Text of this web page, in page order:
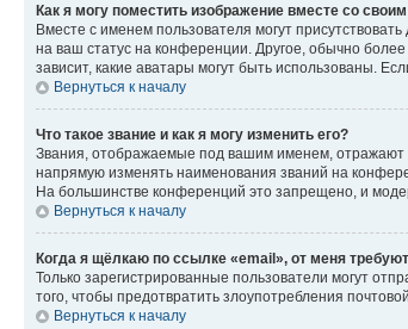
Как я могу поместить изображение вместе со
Вместе с именем пользователя могут
на ваш статус на конференции. Другое, обычно
зависит, какие аватары могут быть использованы.
Вернуться к началу
Что такое звание и как я могу изменить его?
Звания, отображаемые под вашим именем, отражают
напрямую изменять наименования званий на
На большинстве конференций это запрещено, и
Вернуться к началу
Когда я щёлкаю по ссылке «email», от меня
Только зарегистрированные пользователи могут
того, чтобы предотвратить злоупотребления
Вернуться к началу